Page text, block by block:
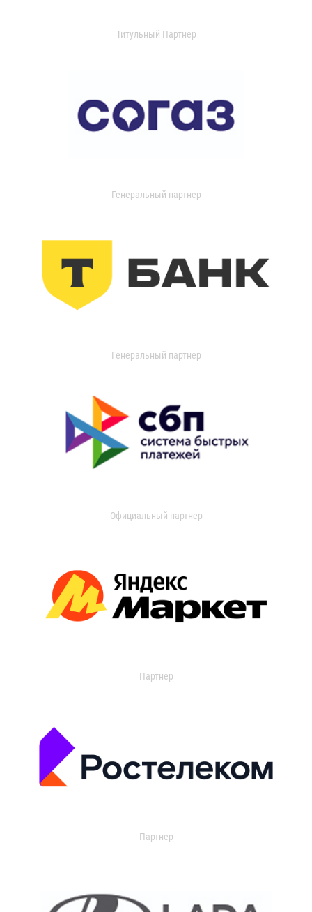
Титульный Партнер
Генеральный партнер
Генеральный партнер
Официальный партнер
Партнер
Партнер